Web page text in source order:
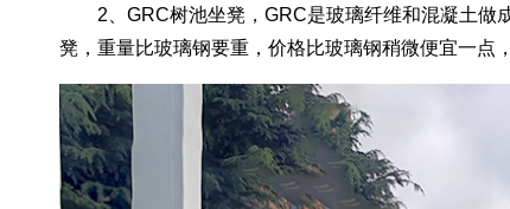
2、GRC树池坐凳，GRC是玻璃纤维和混凝土做
凳，重量比玻璃钢要重，价格比玻璃钢稍微便宜一点